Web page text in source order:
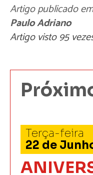
Artigo publicado
Paulo Adriano
Artigo visto 95
Terça-feira
22 de